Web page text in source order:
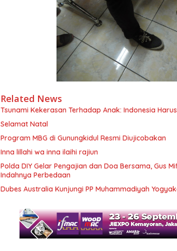
Related News
Tsunami Kekerasan Terhadap Anak: Indonesia
Selamat Natal
Program MBG di Gunungkidul Resmi Diujicobakan
Inna lillahi wa inna ilaihi rajiun
Polda DIY Gelar Pengajian dan Doa Bersama, Gus
Indahnya Perbedaan
Dubes Australia Kunjungi PP Muhammadiyah